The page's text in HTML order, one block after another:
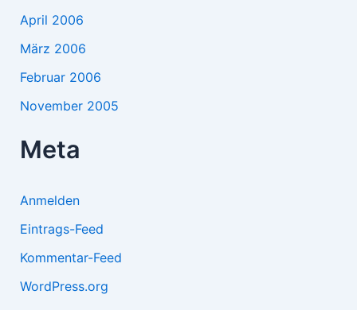
April 2006
März 2006
Februar 2006
November 2005
Meta
Anmelden
Eintrags-Feed
Kommentar-Feed
WordPress.org